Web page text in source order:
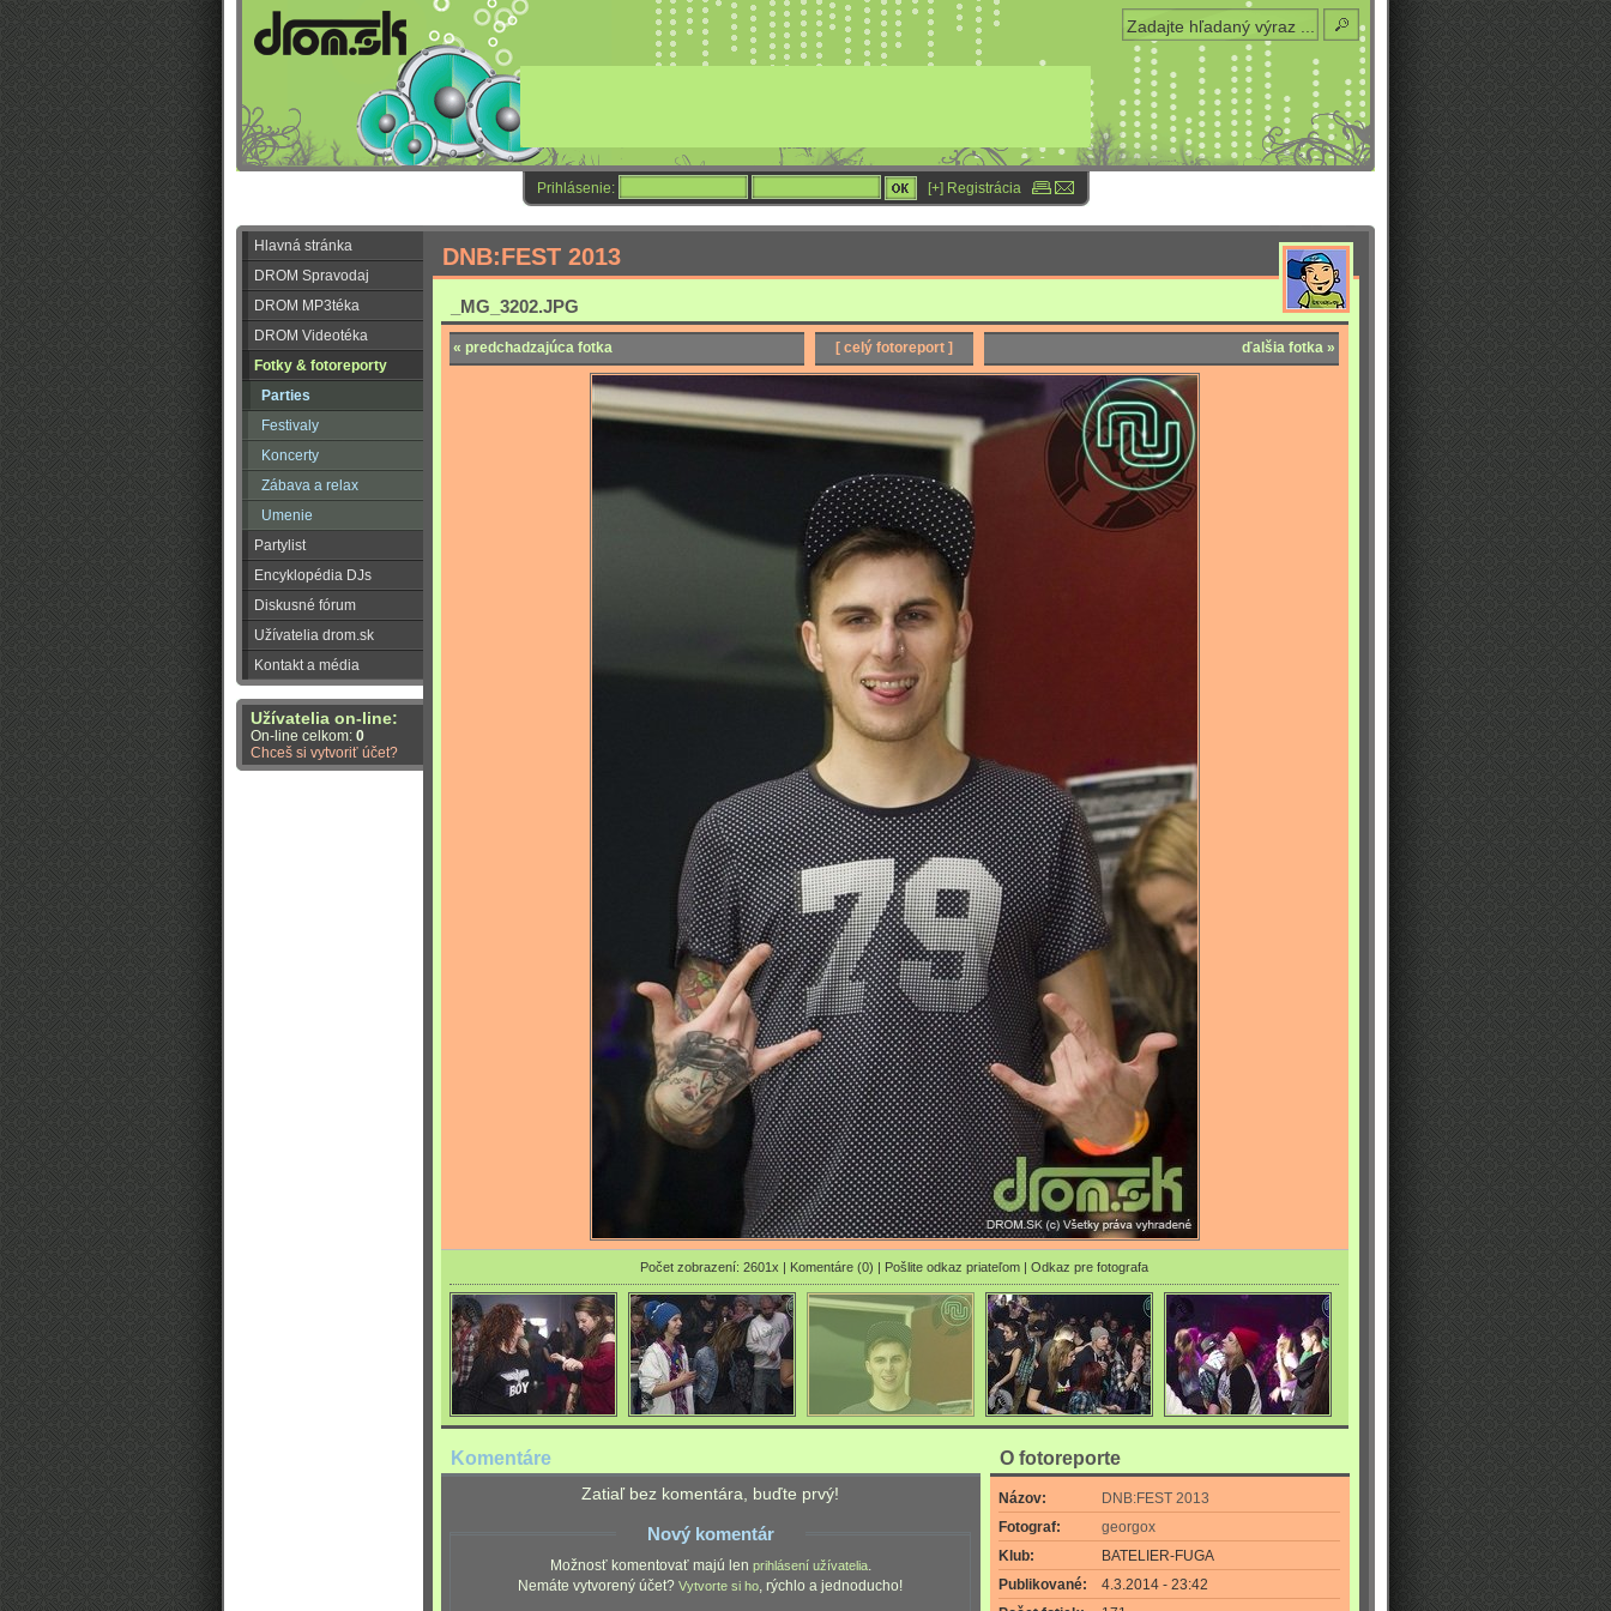
Prihlásenie: [+] Registrácia
Hlavná stránka
DROM Spravodaj
DROM MP3téka
DROM Videotéka
Fotky & fotoreporty
Parties
Festivaly
Koncerty
Zábava a relax
Umenie
Partylist
Encyklopédia DJs
Diskusné fórum
Užívatelia drom.sk
Kontakt a média
Užívatelia on-line:
On-line celkom: 0
Chceš si vytvoriť účet?
DNB:FEST 2013
_MG_3202.JPG
« predchadzajúca fotka [ celý fotoreport ] ďalšia fotka »
Počet zobrazení: 2601x | Komentáre (0) | Pošlite odkaz priateľom | Odkaz pre fotografa
Komentáre
Zatiaľ bez komentára, buďte prvý!
Nový komentár
Možnosť komentovať majú len prihlásení užívatelia.
Nemáte vytvorený účet? Vytvorte si ho , rýchlo a jednoducho!
O fotoreporte
Názov:
DNB:FEST 2013
Fotograf:
georgox
Klub:
BATELIER-FUGA
Publikované:
4.3.2014 - 23:42